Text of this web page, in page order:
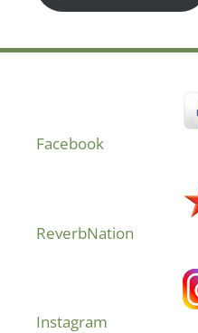
Facebook
ReverbNation
Instagram